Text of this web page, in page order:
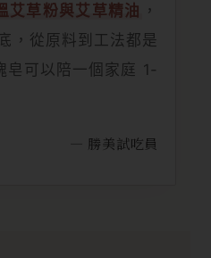
艾草粉與艾草精油 ，
，從原料到工法都是
皂可以陪一個家庭 1-
— 勝美試吃員